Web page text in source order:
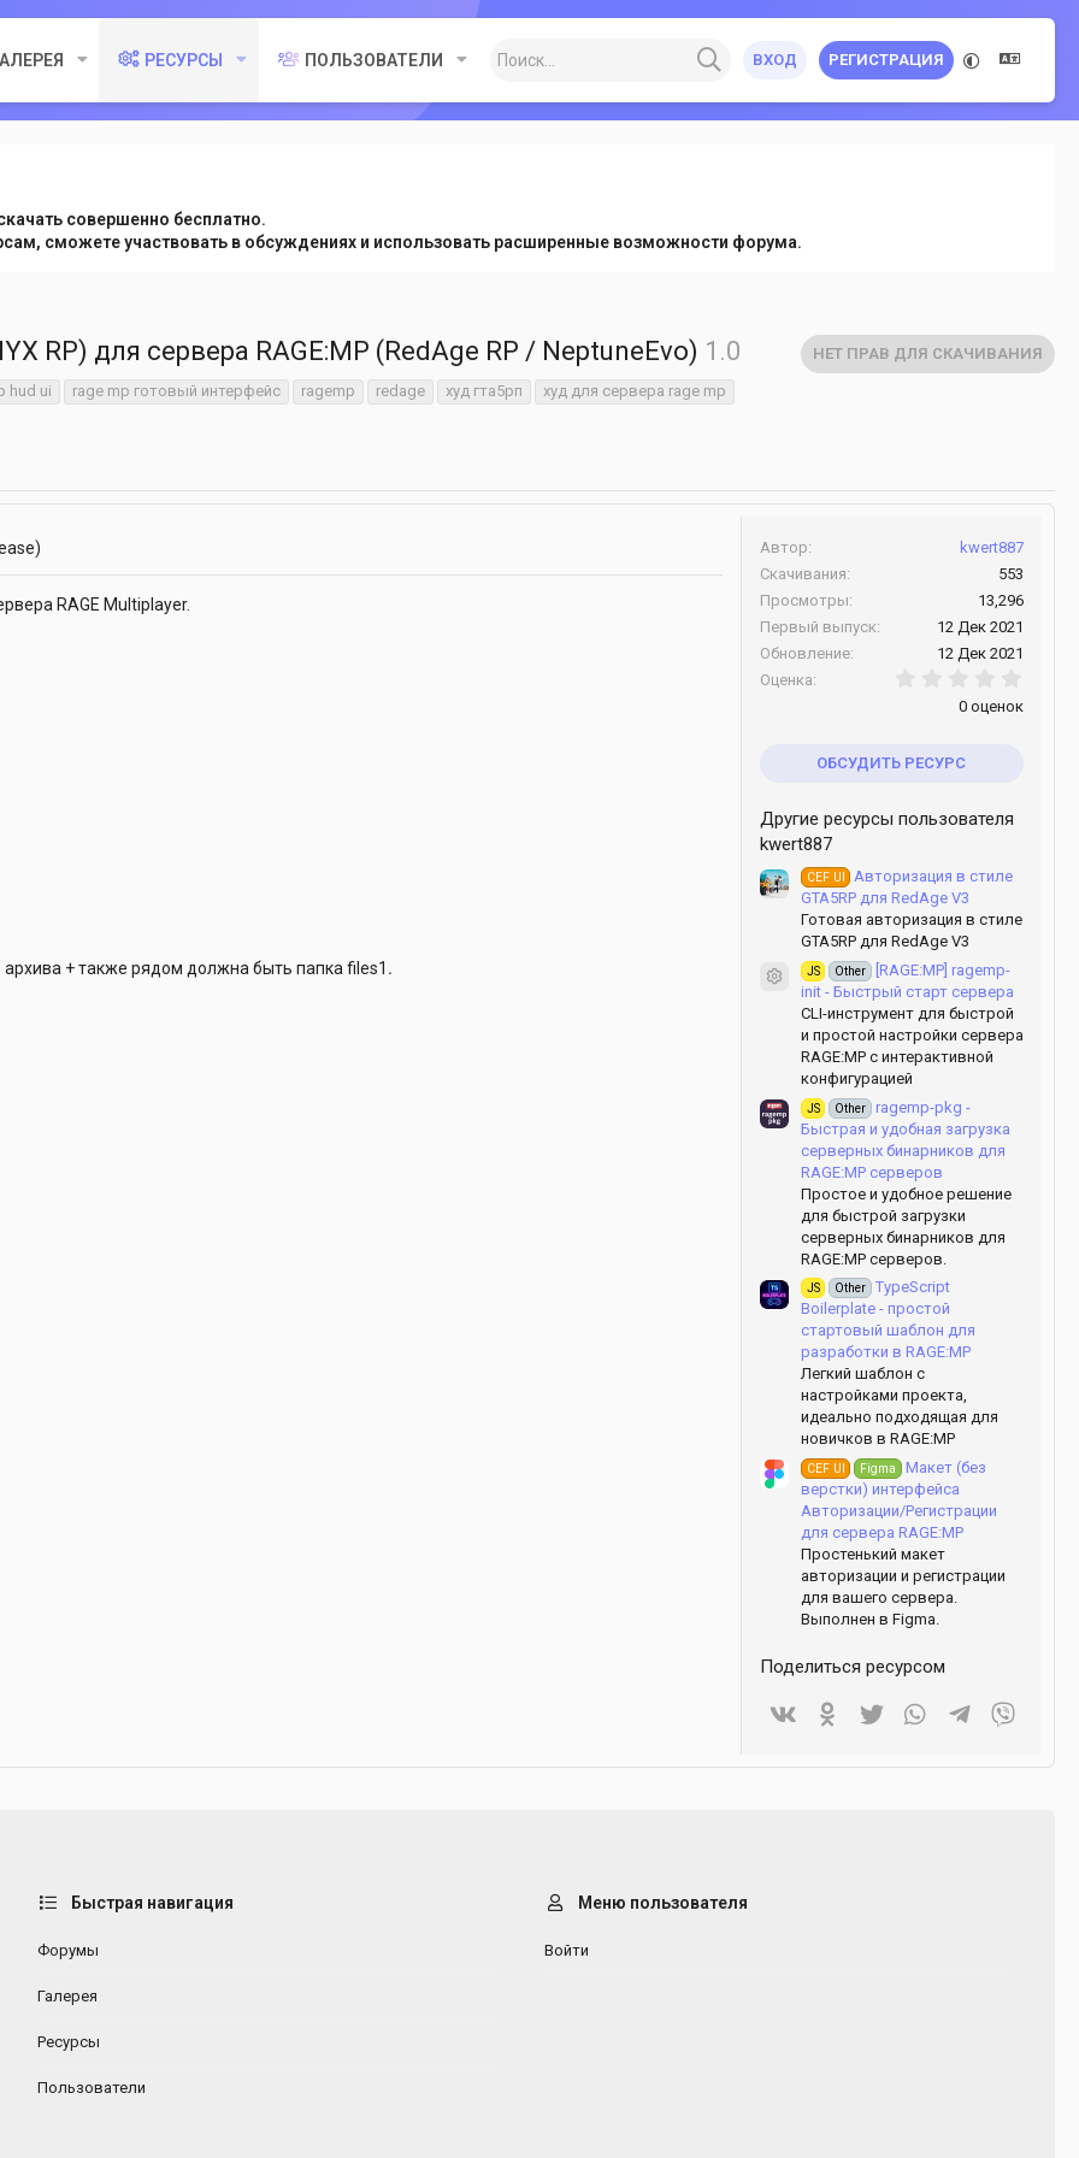
РЕСУРСЫ ПОЛЬЗОВАТЕЛИ ВХОД РЕГИСТРАЦИЯ
совершенно бесплатно.
сможете участвовать в обсуждениях и использовать расширенные возможности форума.
RP) для сервера RAGE:MP (RedAge RP / NeptuneEvo) 1.0
НЕТ ПРАВ ДЛЯ СКАЧИВАНИЯ
hud ui rage mp готовый интерфейс ragemp redage худ гта5рп худ для сервера rage mp
RAGE Multiplayer.
+ также рядом должна быть папка files1 .
Автор
kwert887
Скачивания
553
Просмотры
13,296
Первый выпуск
12 Дек 2021
Обновление
12 Дек 2021
Оценка
0 оценок
ОБСУДИТЬ РЕСУРС
Другие ресурсы пользователя
kwert887
CEF UI
Авторизация в стиле
GTA5RP для RedAge V3
Готовая авторизация в стиле
GTA5RP для RedAge V3
Иконка ресурса
JS Other [RAGE:MP] ragemp-
init - Быстрый старт сервера
CLI-инструмент для быстрой
и простой настройки сервера
RAGE:MP с интерактивной
конфигурацией
JS Other ragemp-pkg -
Быстрая и удобная загрузка
серверных бинарников для
RAGE:MP серверов
Простое и удобное решение
для быстрой загрузки
серверных бинарников для
RAGE:MP серверов.
JS Other TypeScript
Boilerplate - простой
стартовый шаблон для
разработки в RAGE:MP
Легкий шаблон с
настройками проекта,
идеально подходящая для
новичков в RAGE:MP
CEF UI Figma Макет (без
верстки) интерфейса
Авторизации/Регистрации
для сервера RAGE:MP
Простенький макет
авторизации и регистрации
для вашего сервера.
Выполнен в Figma.
Поделиться ресурсом
VkontakteOdnoklassniki
Twitter WhatsAppTelegram
Быстрая навигация
Форумы
Галерея
Ресурсы
Пользователи
Меню пользователя
Войти